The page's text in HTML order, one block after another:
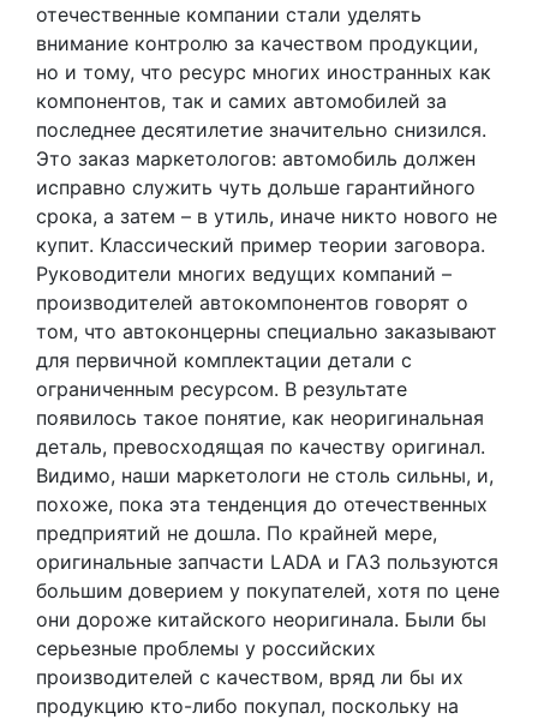
отечественные компании стали уделять
внимание контролю за качеством продукции,
но и тому, что ресурс многих иностранных как
компонентов, так и самих автомобилей за
последнее десятилетие значительно снизился.
Это заказ маркетологов: автомобиль должен
исправно служить чуть дольше гарантийного
срока, а затем – в утиль, иначе никто нового не
купит. Классический пример теории заговора.
Руководители многих ведущих компаний –
производителей автокомпонентов говорят о
том, что автоконцерны специально заказывают
для первичной комплектации детали с
ограниченным ресурсом. В результате
появилось такое понятие, как неоригинальная
деталь, превосходящая по качеству оригинал.
Видимо, наши маркетологи не столь сильны, и,
похоже, пока эта тенденция до отечественных
предприятий не дошла. По крайней мере,
оригинальные запчасти LADA и ГАЗ пользуются
большим доверием у покупателей, хотя по цене
они дороже китайского неоригинала. Были бы
серьезные проблемы у российских
производителей с качеством, вряд ли бы их
продукцию кто-либо покупал, поскольку на